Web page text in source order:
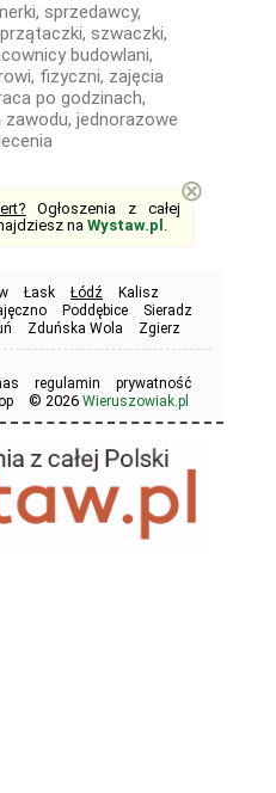
sprzedawcy,
szwaczki,
budowlani,
fizyczni, zajęcia
po godzinach,
jednorazowe
Ogłoszenia z całej
na Wystaw.pl .
⊗
Łask Łódź
Kalisz
Poddębice
Sieradz
Zduńska Wola Zgierz
regulamin
prywatność
© 2026 Wieruszowiak.pl